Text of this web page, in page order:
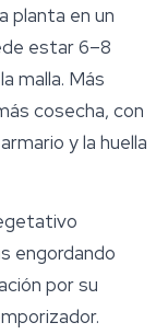
planta en un
estar 6–8
malla. Más
cosecha, con
y la huella
engordando
por su